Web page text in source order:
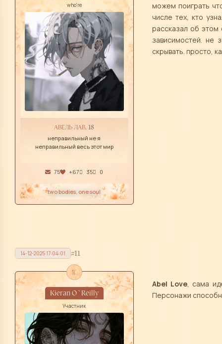
who're
АВЕЛЬ ЛАВ, 18
неправильный не я
неправильный весь этот мир
75 +67 35 0
two bodies, one soul
можем поиграть
числе тех, кто
рассказал об
зависимостей. не
скрывать. просто,
11
14-12-2025 17:04:01
w
Kieran O`Reilly
Участник
Abel Love, сама
Персонажи